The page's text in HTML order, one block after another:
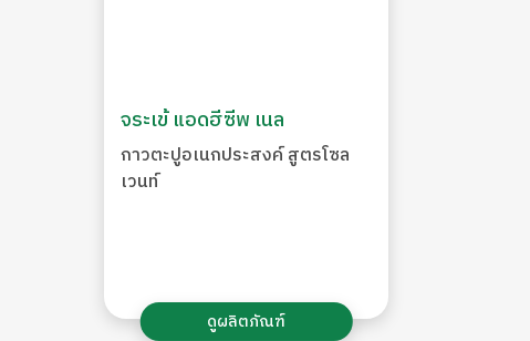
จระเข้ แอดฮีซีพ เนล
กาวตะปูอเนกประสงค์ สูตรโซล
เวนท์
ดูผลิตภัณฑ์